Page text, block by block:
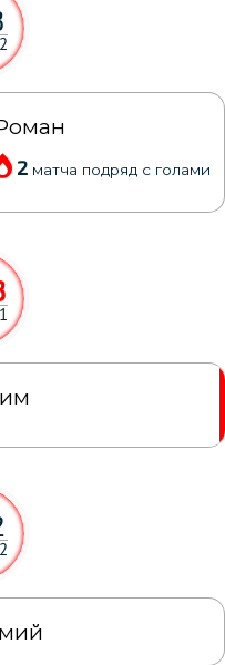
2 матча подряд с голами